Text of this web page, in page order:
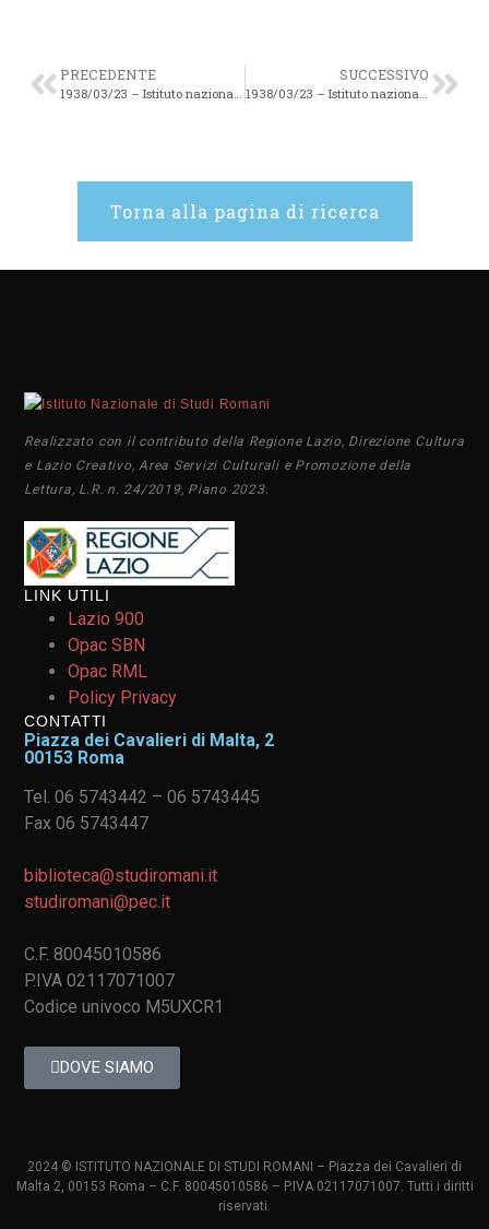
PRECEDENTE
1938/03/23 – Istituto nazionale di Studi romani. Convegno Augusteo. Roma 23-27 sett. 1938 XVI – 7v
SUCCESSIVO
1938/03/23 – Istituto nazionale di Studi romani. Convegno Augusteo. Roma 23-27 sett. 1938 XVI – 8v
Torna alla pagina di ricerca
Realizzato con il contributo della Regione Lazio, Direzione Cultura
e Lazio Creativo, Area Servizi Culturali e Promozione della
Lettura, L.R. n. 24/2019, Piano 2023.
LINK UTILI
Lazio 900
Opac SBN
Opac RML
Policy Privacy
CONTATTI
Piazza dei Cavalieri di Malta, 2
00153 Roma
Tel. 06 5743442 – 06 5743445
Fax 06 5743447
biblioteca@studiromani.it
studiromani@pec.it
C.F. 80045010586
P.IVA 02117071007
Codice univoco M5UXCR1
DOVE SIAMO
2024 © ISTITUTO NAZIONALE DI STUDI ROMANI – Piazza dei Cavalieri di
Malta 2, 00153 Roma – C.F. 80045010586 – P.IVA 02117071007. Tutti i diritti
riservati.